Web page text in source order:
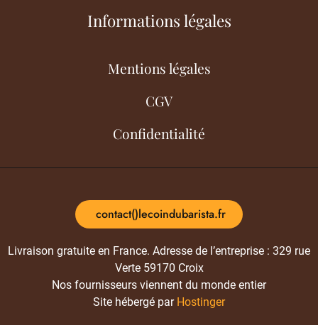
Informations légales
Mentions légales
CGV
Confidentialité
contact()lecoindubarista.fr
Livraison gratuite en France. Adresse de l’entreprise : 329 rue
Verte 59170 Croix
Nos fournisseurs viennent du monde entier
Site hébergé par Hostinger